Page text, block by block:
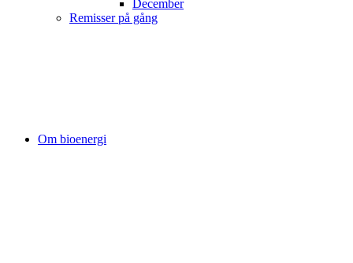
December
Remisser på gång
Om bioenergi